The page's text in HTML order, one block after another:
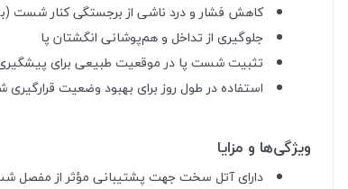
کاهش فشار و درد ناشی از برجستگی کنار شست
جلوگیری از تداخل و هم‌پوشانی انگشتان پا
تثبیت شست پا در موقعیت طبیعی برای
استفاده در طول روز برای بهبود وضعیت
ویژگی‌ها و مزایا
دارای آتل سخت جهت پشتیبانی مؤثر از مفصل